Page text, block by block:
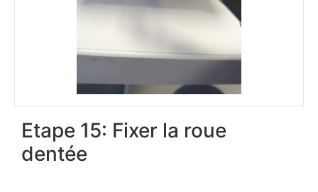
Etape 15: Fixer la roue
dentée